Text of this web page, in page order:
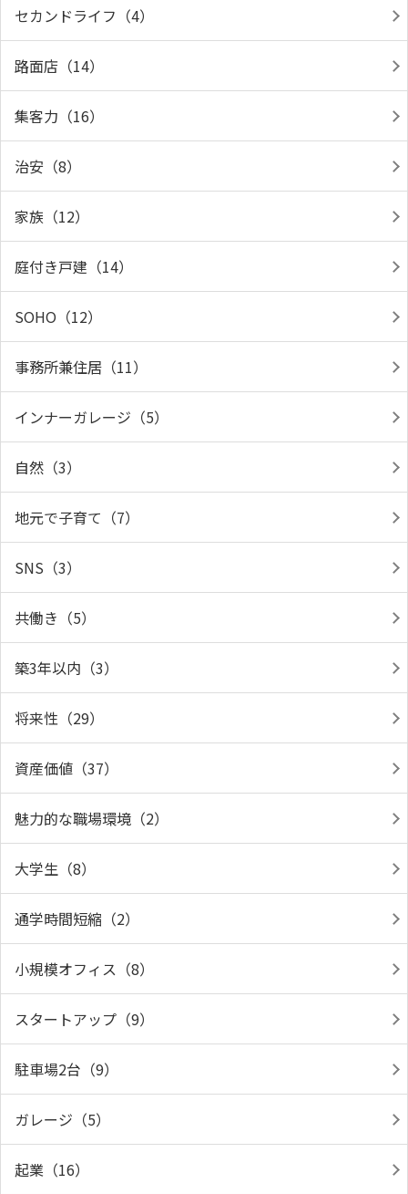
セカンドライフ（4）
路面店（14）
集客力（16）
治安（8）
家族（12）
庭付き戸建（14）
SOHO（12）
事務所兼住居（11）
インナーガレージ（5）
自然（3）
地元で子育て（7）
SNS（3）
共働き（5）
築3年以内（3）
将来性（29）
資産価値（37）
魅力的な職場環境（2）
大学生（8）
通学時間短縮（2）
小規模オフィス（8）
スタートアップ（9）
駐車場2台（9）
ガレージ（5）
起業（16）